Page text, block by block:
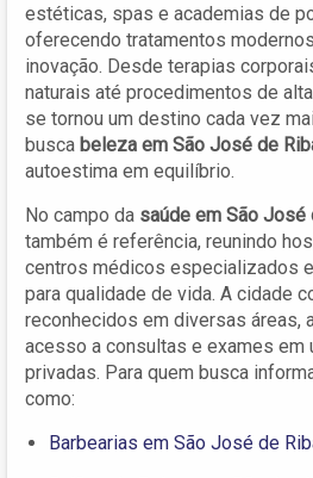
estéticas, spas e academias de
oferecendo tratamentos
inovação. Desde terapias
naturais até procedimentos de
se tornou um destino cada vez
busca beleza em São José de
autoestima em equilíbrio.
No campo da saúde em São José
também é referência, reunindo
centros médicos especializados
para qualidade de vida. A cidade
reconhecidos em diversas áreas,
acesso a consultas e exames em
privadas. Para quem busca
como:
Barbearias em São José de